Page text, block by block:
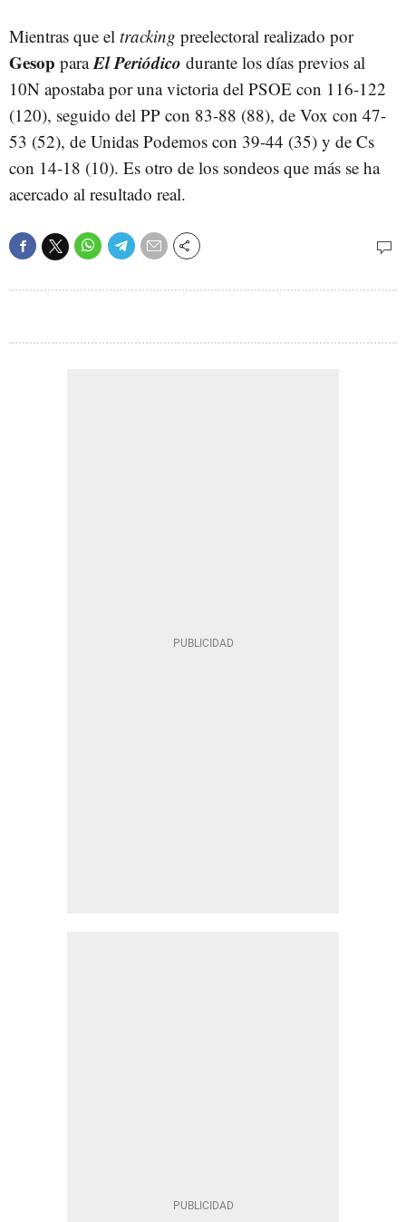
Mientras que el tracking preelectoral realizado por
Gesop paraEl Periódico durante los días previos al
10N apostaba por una victoria del PSOE con 116-122
(120), seguido del PP con 83-88 (88), de Vox con 47-
53 (52), de Unidas Podemos con 39-44 (35) y de Cs
con 14-18 (10). Es otro de los sondeos que más se ha
acercado al resultado real.